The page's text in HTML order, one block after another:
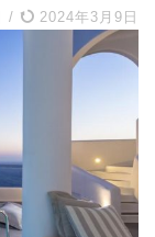
/ 2024年3月9日